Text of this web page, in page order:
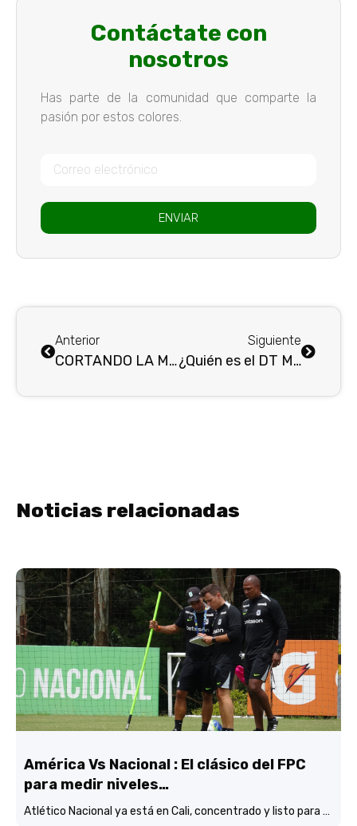
Contáctate con
nosotros
Has parte de la comunidad que comparte la
pasión por estos colores.
ENVIAR
Anterior
CORTANDO LA MALA RACHA
Siguiente
¿Quién es el DT Miguel Ángel Ramírez?..
Noticias relacionadas
América Vs Nacional : El clásico del FPC
para medir niveles…
Atlético Nacional ya está en Cali, concentrado y listo para enfrentar al América, en otra versión del tradicional clásico del FPC